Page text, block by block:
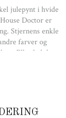
julepynt i hvide
Doctor er
Stjernens enkle
farver og
Eller lad den
en tør klud